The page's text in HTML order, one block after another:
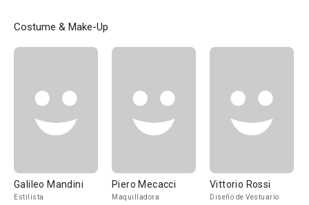
Costume & Make-Up
Galileo Mandini
Estilista
Piero Mecacci
Maquilladora
Vittorio Rossi
Diseño de Vestuario